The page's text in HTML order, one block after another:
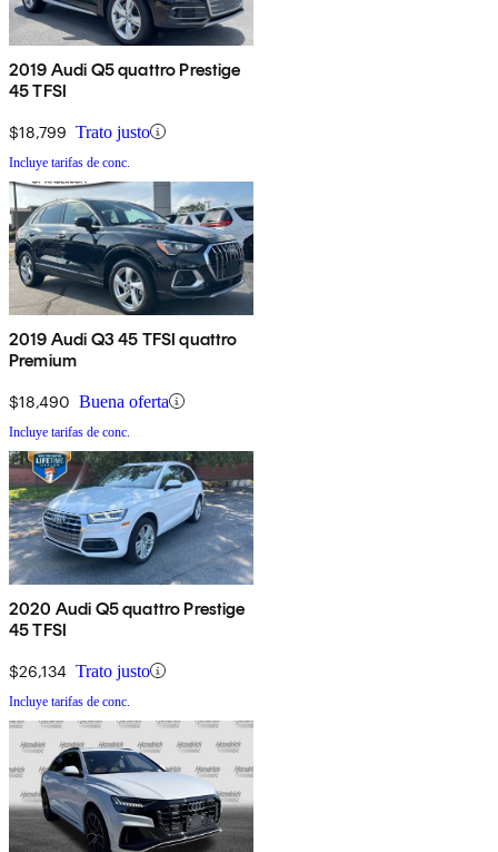
2019 Audi Q5 quattro Prestige
45 TFSI
$18,799 Trato justo
Incluye tarifas de conc.
2019 Audi Q3 45 TFSI quattro
Premium
$18,490 Buena oferta
Incluye tarifas de conc.
2020 Audi Q5 quattro Prestige
45 TFSI
$26,134 Trato justo
Incluye tarifas de conc.